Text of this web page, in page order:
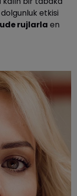
etkisi
rujlarla en